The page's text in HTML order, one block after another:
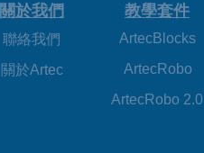
關於我們 ​教學套件
聯絡我們 ArtecBlocks
關於Artec
ArtecRobo
ArtecRobo 2.0